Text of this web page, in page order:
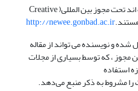
مقالاتی که در این نشریه منتشر شده اند تحت مجوز بین المللی( Creative
http://newee.gonbad.ac.ir
شده و نویسنده می تواند از مقاله
مجوز ، که توسط بسیاری از مجلات
استفاده
را مشروط به ذکر منبع می‌دهد.